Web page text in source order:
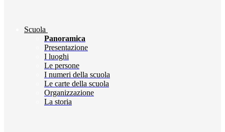
Scuola
Panoramica
Presentazione
I luoghi
Le persone
I numeri della scuola
Le carte della scuola
Organizzazione
La storia